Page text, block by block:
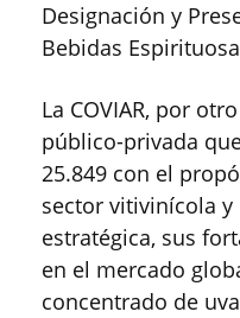
Designación y
Bebidas
La COVIAR, por
público-privada
25.849 con el
sector vitivinícola
estratégica, sus
en el mercado
concentrado de